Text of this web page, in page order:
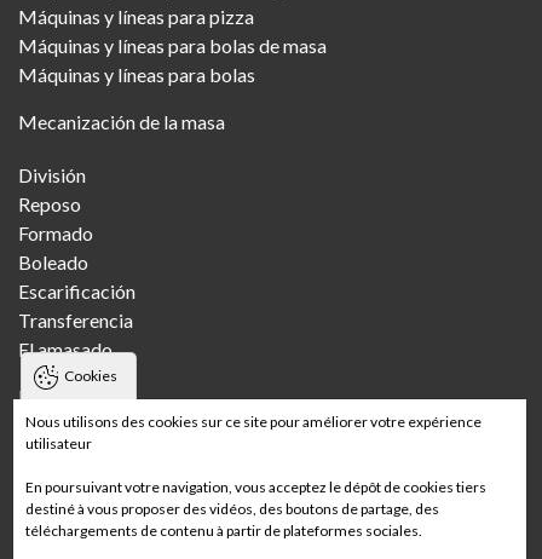
Máquinas y líneas para pizza
Máquinas y líneas para bolas de masa
Máquinas y líneas para bolas
Mecanización de la masa
División
Reposo
Formado
Boleado
Escarificación
Transferencia
El amasado
Panaderías
Pandería artesanal
Panadería artesanal con varias tiendas
Panadería industrial
Panadería de supermercado
Cookies
Nous utilisons des cookies sur ce site pour améliorer votre expérience
utilisateur
En poursuivant votre navigation, vous acceptez le dépôt de cookies tiers
destiné à vous proposer des vidéos, des boutons de partage, des
téléchargements de contenu à partir de plateformes sociales.